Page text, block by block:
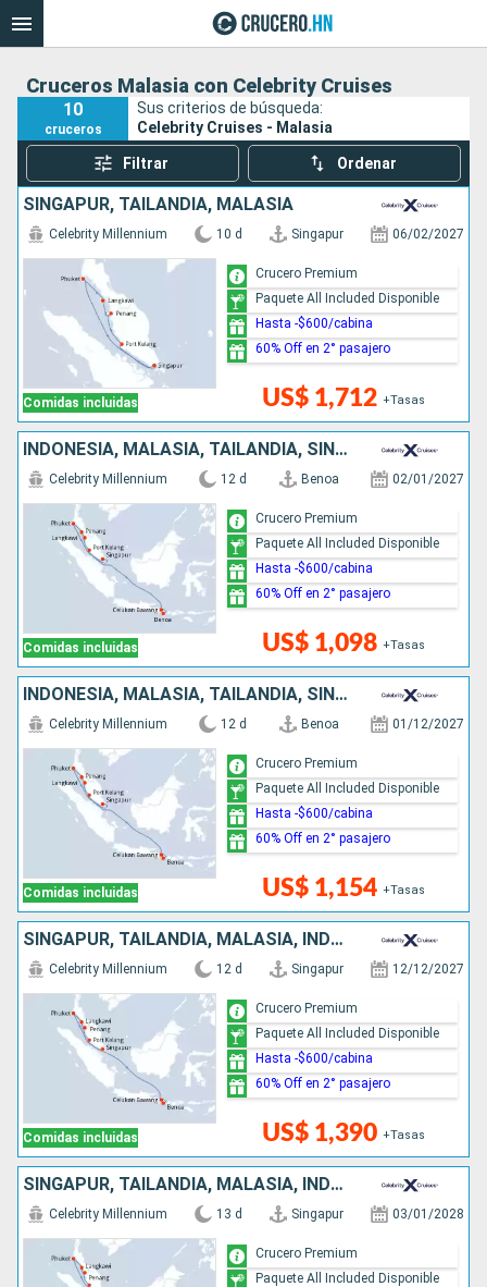
Cruceros Malasia con Celebrity Cruises
10
cruceros
Sus criterios de búsqueda:
Celebrity Cruises - Malasia
Filtrar Ordenar
SINGAPUR, TAILANDIA, MALASIA
Comidas incluidas
Celebrity Millennium 10 d Singapur 06/02/2027
US$ 1,712 +Tasas
Crucero Premium
Paquete All Included Disponible
Hasta -$600/cabina
60% Off en 2° pasajero
INDONESIA, MALASIA, TAILANDIA, SINGAPUR
Comidas incluidas
Celebrity Millennium 12 d Benoa 02/01/2027
US$ 1,098 +Tasas
Crucero Premium
Paquete All Included Disponible
Hasta -$600/cabina
60% Off en 2° pasajero
INDONESIA, MALASIA, TAILANDIA, SINGAPUR
Comidas incluidas
Celebrity Millennium 12 d Benoa 01/12/2027
US$ 1,154 +Tasas
Crucero Premium
Paquete All Included Disponible
Hasta -$600/cabina
60% Off en 2° pasajero
SINGAPUR, TAILANDIA, MALASIA, INDONESIA
Comidas incluidas
Celebrity Millennium 12 d Singapur 12/12/2027
US$ 1,390 +Tasas
Crucero Premium
Paquete All Included Disponible
Hasta -$600/cabina
60% Off en 2° pasajero
SINGAPUR, TAILANDIA, MALASIA, INDONESIA
Celebrity Millennium 13 d Singapur 03/01/2028
Crucero Premium
Paquete All Included Disponible